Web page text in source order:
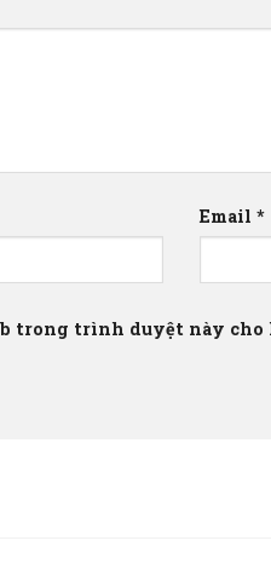
Email *
trong trình duyệt này